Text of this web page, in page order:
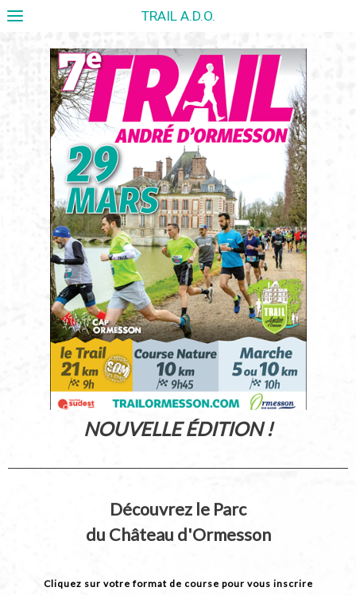
TRAIL A.D.O.
NOUVELLE ÉDITION!
Découvrez le Parc
du Château d'Ormesson
Cliquez sur votre format de course pour vous inscrire